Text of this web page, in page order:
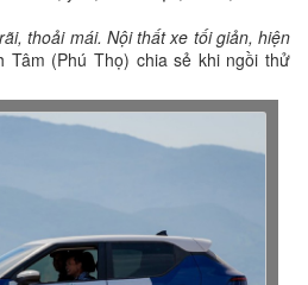
thoải mái. Nội thất xe tối giản, hiện
Tâm (Phú Thọ) chia sẻ khi ngồi thử